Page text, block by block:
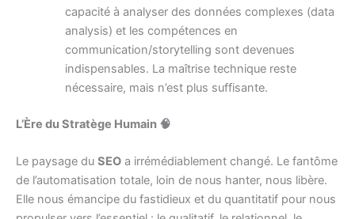
capacité à analyser des données complexes (data
analysis) et les compétences en
communication/storytelling sont devenues
indispensables. La maîtrise technique reste
nécessaire, mais n’est plus suffisante.
L’Ère du Stratège Humain 🧠
Le paysage du SEO a irrémédiablement changé. Le fantôme
de l’automatisation totale, loin de nous hanter, nous libère.
Elle nous émancipe du fastidieux et du quantitatif pour nous